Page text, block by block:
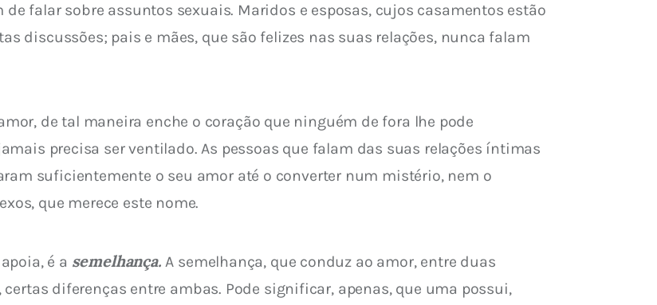
falar sobre assuntos sexuais. Maridos e esposas, cujos casamentos estão
discussões; pais e mães, que são felizes nas suas relações, nunca falam
de tal maneira enche o coração que ninguém de fora lhe pode
precisa ser ventilado. As pessoas que falam das suas relações íntimas
suficientemente o seu amor até o converter num mistério, nem o
que merece este nome.
é a semelhança. A semelhança, que conduz ao amor, entre duas
diferenças entre ambas. Pode significar, apenas, que uma possui,